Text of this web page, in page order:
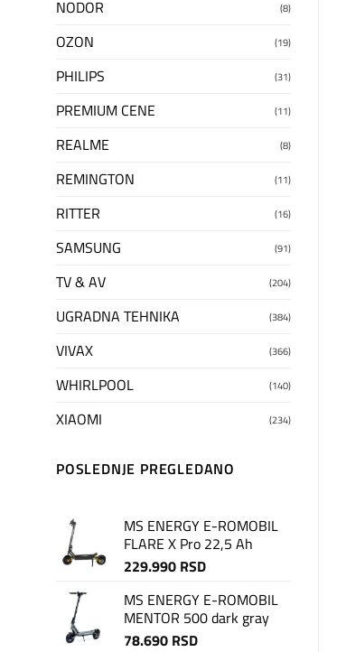
NODOR (8)
OZON (19)
PHILIPS (31)
PREMIUM CENE (11)
REALME (8)
REMINGTON (11)
RITTER (16)
SAMSUNG (91)
TV & AV (204)
UGRADNA TEHNIKA (384)
VIVAX (366)
WHIRLPOOL (140)
XIAOMI (234)
POSLEDNJE PREGLEDANO
MS ENERGY E-ROMOBIL
FLARE X Pro 22,5 Ah
229.990 RSD
MS ENERGY E-ROMOBIL
MENTOR 500 dark gray
78.690 RSD
listu
listu